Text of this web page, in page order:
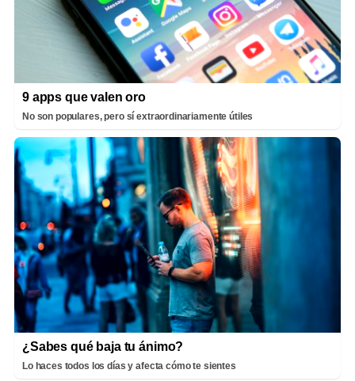
9 apps que valen oro
No son populares, pero sí extraordinariamente útiles
¿Sabes qué baja tu ánimo?
Lo haces todos los días y afecta cómo te sientes